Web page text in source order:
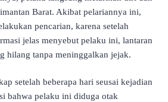
Barat. Akibat pelariannya ini,
pencarian, karena setelah
jelas menyebut pelaku ini, lantaran
hilang tanpa meninggalkan jejak.
setelah beberapa hari seusai kejadian
bahwa pelaku ini diduga otak